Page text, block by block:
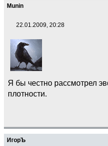
Munin
22.01.2009, 20:28
Я бы честно рассмотрел
плотности.
ИгорЪ